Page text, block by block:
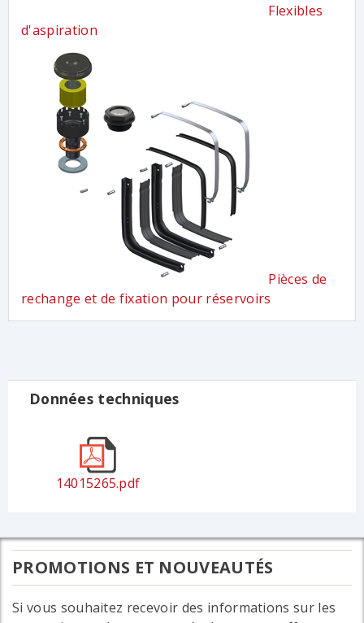
Flexibles
d'aspiration
Pièces de
rechange et de fixation pour réservoirs
Données techniques
14015265.pdf
PROMOTIONS ET NOUVEAUTÉS
Si vous souhaitez recevoir des informations sur les